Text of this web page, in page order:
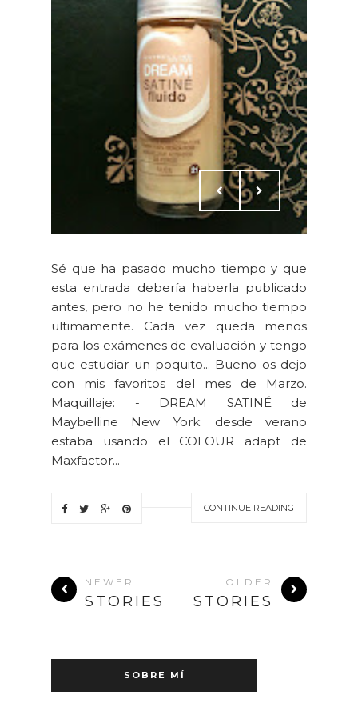
Sé que ha pasado mucho tiempo y que
esta entrada debería haberla publicado
antes, pero no he tenido mucho tiempo
ultimamente. Cada vez queda menos
para los exámenes de evaluación y tengo
que estudiar un poquito... Bueno os dejo
con mis favoritos del mes de Marzo.
Maquillaje: - DREAM SATINÉ de
Maybelline New York: desde verano
estaba usando el COLOUR adapt de
Maxfactor...
CONTINUE READING
NEWER
STORIES
OLDER
STORIES
SOBRE MÍ